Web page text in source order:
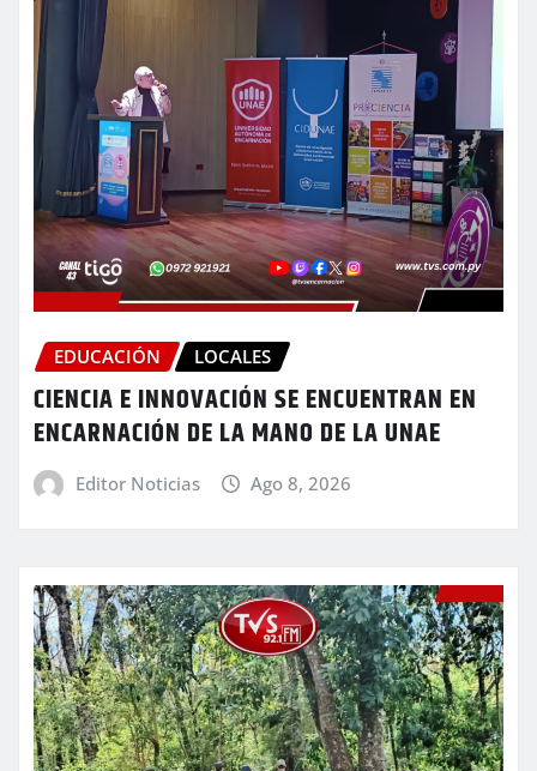
EDUCACIÓN LOCALES
CIENCIA E INNOVACIÓN SE ENCUENTRAN EN
ENCARNACIÓN DE LA MANO DE LA UNAE
Editor Noticias Ago 8, 2026